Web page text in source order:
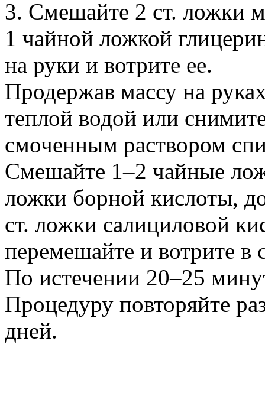
3. Смешайте 2 ст. ложки
1 чайной ложкой
на руки и вотрите ее.
Продержав массу на
теплой водой или
смоченным раствором
Смешайте 1–2 чайные
ложки борной кислоты,
ст. ложки салициловой
перемешайте и вотрите в
По истечении 20–25
Процедуру повторяйте
дней.